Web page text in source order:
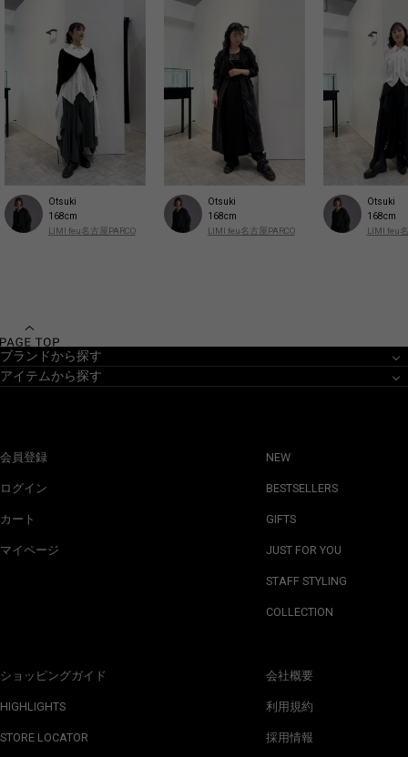
Otsuki
168cm
LIMI feu名古屋PARCO
Otsuki
168cm
LIMI feu名古屋PARCO
Otsuki
168cm
LIMI feu
ブランドから探す
アイテムから探す
会員登録
ログイン
カート
マイページ
ショッピングガイド
HIGHLIGHTS
STORE LOCATOR
NEW
BESTSELLERS
GIFTS
JUST FOR YOU
STAFF STYLING
COLLECTION
会社概要
利用規約
採用情報